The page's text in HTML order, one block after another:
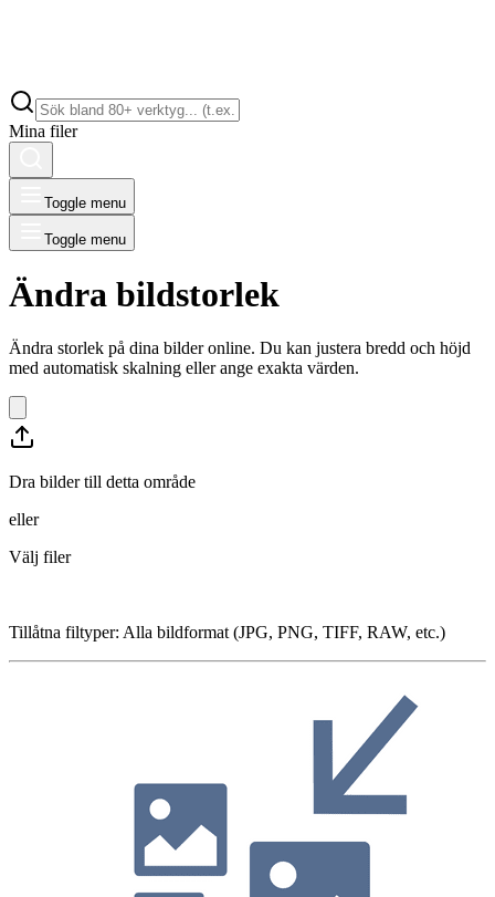
Mina filer
Toggle menu
Toggle menu
Ändra bildstorlek
Ändra storlek på dina bilder online. Du kan justera bredd och höjd
med automatisk skalning eller ange exakta värden.
Dra bilder till detta område
eller
Välj filer
Tillåtna filtyper: Alla bildformat (JPG, PNG, TIFF, RAW, etc.)